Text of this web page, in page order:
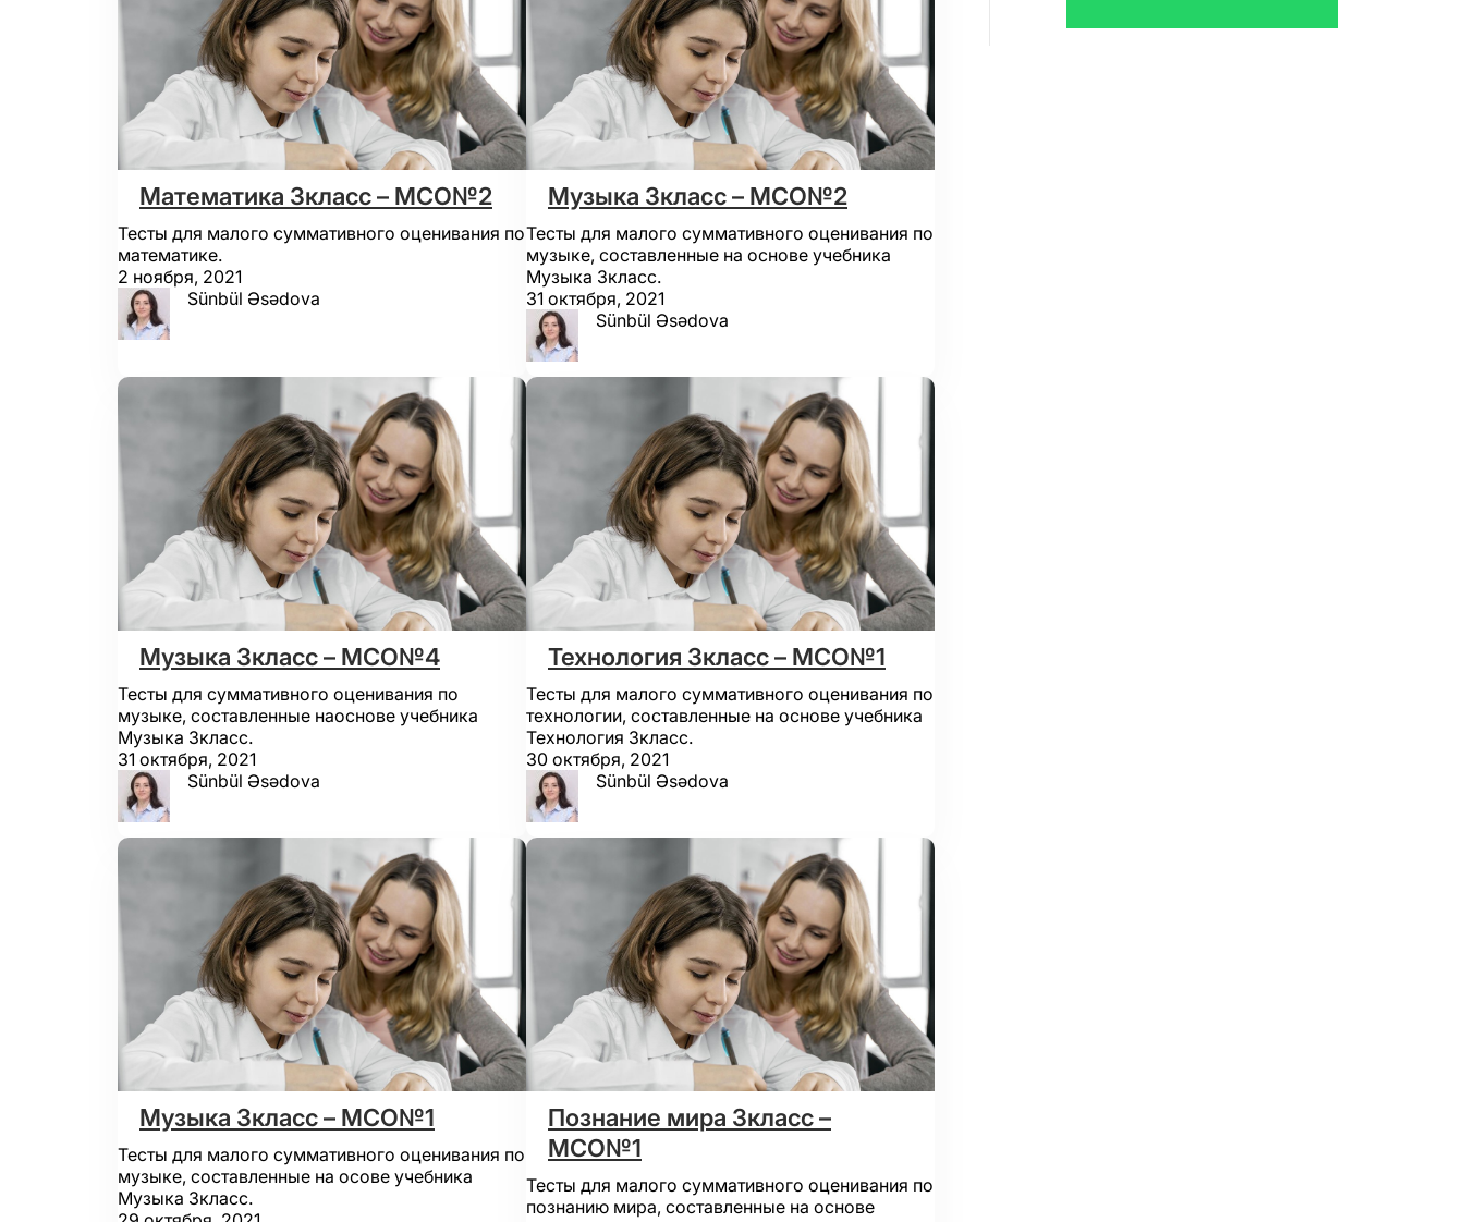
Математика 3класс – МСО№2
Тесты для малого суммативного оценивания по
математике.
2 ноября, 2021
Sünbül Əsədova
Музыка 3класс – МСО№2
Тесты для малого суммативного оценивания по
музыке, составленные на основе учебника
Музыка 3класс.
31 октября, 2021
Sünbül Əsədova
Музыка 3класс – МСО№4
Тесты для суммативного оценивания по
музыке, составленные наоснове учебника
Музыка 3класс.
31 октября, 2021
Sünbül Əsədova
Технология 3класс – МСО№1
Тесты для малого суммативного оценивания по
технологии, составленные на основе учебника
Технология 3класс.
30 октября, 2021
Sünbül Əsədova
Музыка 3класс – МСО№1
Тесты для малого суммативного оценивания по
музыке, составленные на осове учебника
Музыка 3класс.
Познание мира 3класс –
МСО№1
Тесты для малого суммативного оценивания по
познанию мира, составленные на основе